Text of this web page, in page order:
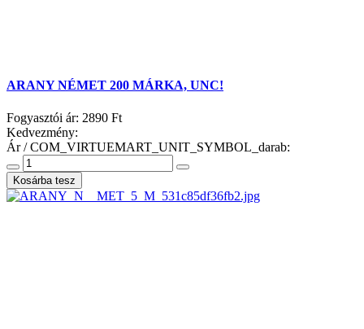
ARANY NÉMET 200 MÁRKA, UNC!
Fogyasztói ár: 2890 Ft
Kedvezmény:
Ár / COM_VIRTUEMART_UNIT_SYMBOL_darab: